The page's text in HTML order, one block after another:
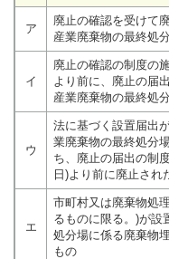
ア
廃止の確認を受けて
産業廃棄物の最終処
イ
廃止の確認の制度の
より前に、廃止の届
産業廃棄物の最終処
ウ
法に基づく設置届出
業廃棄物の最終処分
ち、廃止の届出の制
日)より前に廃止され
エ
市町村又は廃棄物処
るものに限る。)が設
処分場に係る廃棄物
もの